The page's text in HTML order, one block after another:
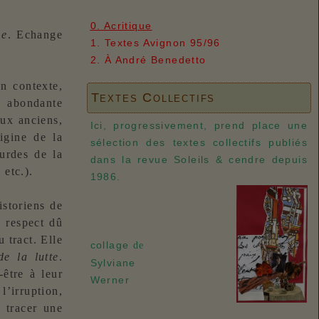
. Echange
contexte,
anciens,
de la
de la
etc.).
de
dû
tract. Elle
la lutte.
être à leur
tracer une
0. Acritique
1. Textes Avignon 95/96
2. À André Benedetto
Textes Collectifs
Ici, progressivement, prend place une
sélection des textes collectifs publiés
dans la revue Soleils & cendre depuis
1986.
collage de
Sylviane
Werner